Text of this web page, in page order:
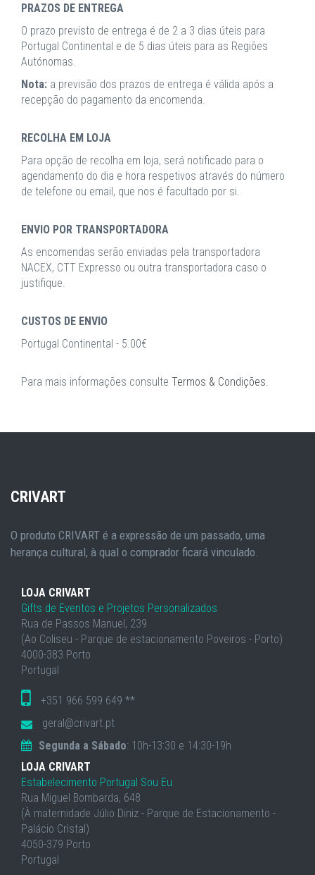
PRAZOS DE ENTREGA
O prazo previsto de entrega é de 2 a 3 dias úteis para
Portugal Continental e de 5 dias úteis para as Regiões
Autónomas.
Nota: a previsão dos prazos de entrega é válida após a
recepção do pagamento da encomenda.
RECOLHA EM LOJA
Para opção de recolha em loja, será notificado para o
agendamento do dia e hora respetivos através do número
de telefone ou email, que nos é facultado por si.
ENVIO POR TRANSPORTADORA
As encomendas serão enviadas pela transportadora
NACEX, CTT Expresso ou outra transportadora caso o
justifique.
CUSTOS DE ENVIO
Portugal Continental - 5.00€
Para mais informações consulte Termos & Condições.
CRIVART
O produto CRIVART é a expressão de um passado, uma
herança cultural, à qual o comprador ficará vinculado.
LOJA CRIVART
Gifts de Eventos e Projetos Personalizados
Rua de Passos Manuel, 239
(Ao Coliseu - Parque de estacionamento Poveiros - Porto)
4000-383 Porto
Portugal
+351 966 599 649 **
geral@crivart.pt
Segunda a Sábado: 10h-13:30 e 14:30-19h
LOJA CRIVART
Estabelecimento Portugal Sou Eu
Rua Miguel Bombarda, 648
(À maternidade Júlio Diniz - Parque de Estacionamento -
Palácio Cristal)
4050-379 Porto
Portugal